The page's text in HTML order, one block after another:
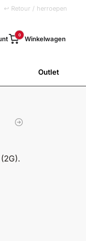
↩ Retour / herroepen
0
Outlet